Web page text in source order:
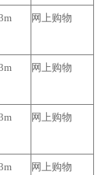
网上购物
网上购物
网上购物
网上购物